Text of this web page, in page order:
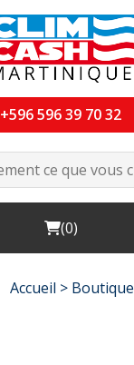
+596 596 39 70 32
Cart
(0)
Accueil > Boutique